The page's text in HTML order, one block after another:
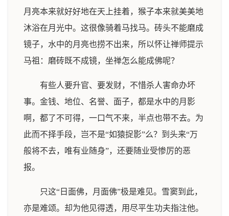
月亮本来就好好地在天上挂着，猴子本来就美美地
沐浴在月光中。这很像骑着马找马。砖头不能磨成
镜子，水中的月亮也捞不出来，所以怀让禅师提示
马祖：磨砖既不成镜，坐禅怎么能成佛呢？
有些人要升官、要发财，不惜杀人害命办坏
事。金钱、地位、名誉、面子，都是水中的月影
啊，都了不可得，一口气不来，半点也带不去。为
此而不择手段，岂不是“如猿捉影”么？到头来“万
般将不去，唯有业随身”，还要随业受惨厉的恶
报。
只这“日面佛，月面佛”极是难见。雪窦到此，
亦是难颂。却为他见得透，用尽平生功夫指注他。